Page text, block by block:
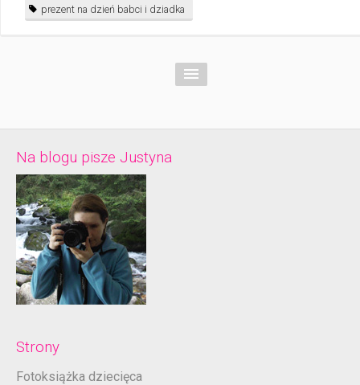
prezent na dzień babci i dziadka
Na blogu pisze Justyna
Strony
Fotoksiążka dziecięca